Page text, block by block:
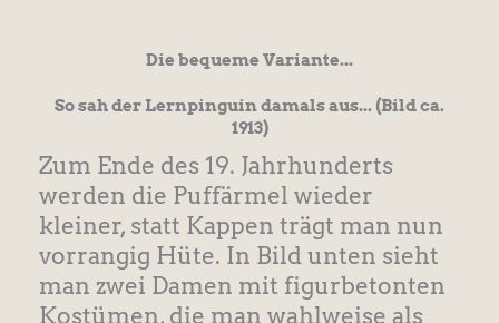
Die bequeme Variante...
So sah der Lernpinguin damals aus... (Bild ca.
1913)
Zum Ende des 19. Jahrhunderts
werden die Puffärmel wieder
kleiner, statt Kappen trägt man nun
vorrangig Hüte. In Bild unten sieht
man zwei Damen mit figurbetonten
Kostümen, die man wahlweise als